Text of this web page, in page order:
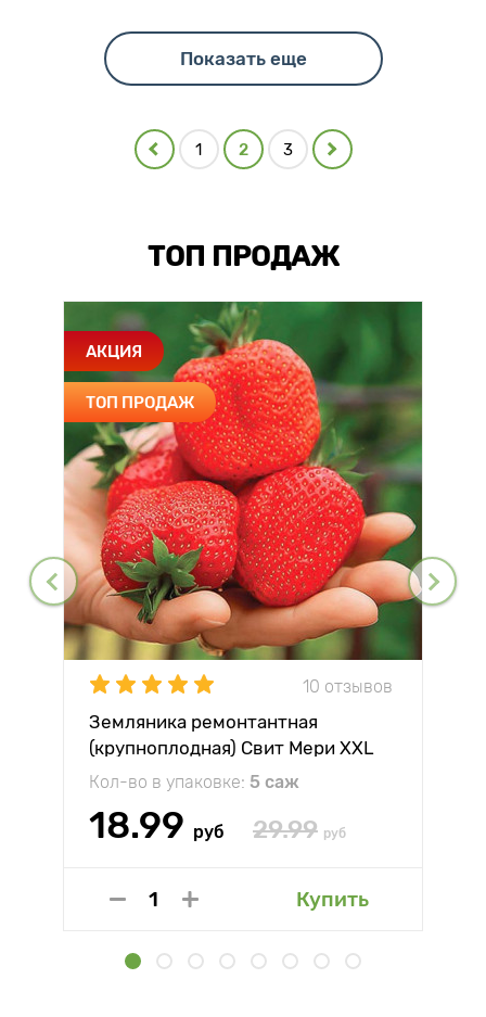
Показать еще
1 2 3
ТОП ПРОДАЖ
АКЦИЯ
ТОП ПРОДАЖ
10 отзывов
Земляника ремонтантная
(крупноплодная) Свит Мери XXL
Кол-во в упаковке: 5 саж
18.99 руб 29.99 руб
Купить